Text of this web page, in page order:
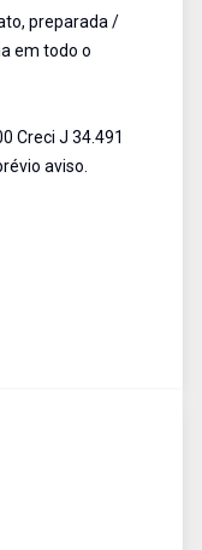
preparada /
em todo o
Creci J 34.491
aviso.